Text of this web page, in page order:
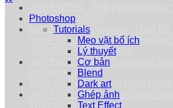
Thứ 7 23/04/2022
dpiCENTER - Webinar "Thiết Kế
Thuật Typography trong Thiết
- Tối Thứ 7 - 25/09/2021
dpiCENTER thông báo tuyển
Kế Đồ Họa
Thiết Kế Đồ Họa: Một nghề
dpiCENTER thông báo tuyển
Thiết Kế Đồ Họa
Photoshop
Tutorials
Mẹo vặt bổ ích
Lý thuyết
Cơ bản
Blend
Dark art
Ghép ảnh
Text Effect